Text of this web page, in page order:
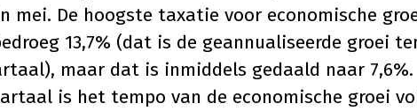
mei. De hoogste taxatie voor economische
13,7% (dat is de geannualiseerde groei
maar dat is inmiddels gedaald naar
is het tempo van de economische groei